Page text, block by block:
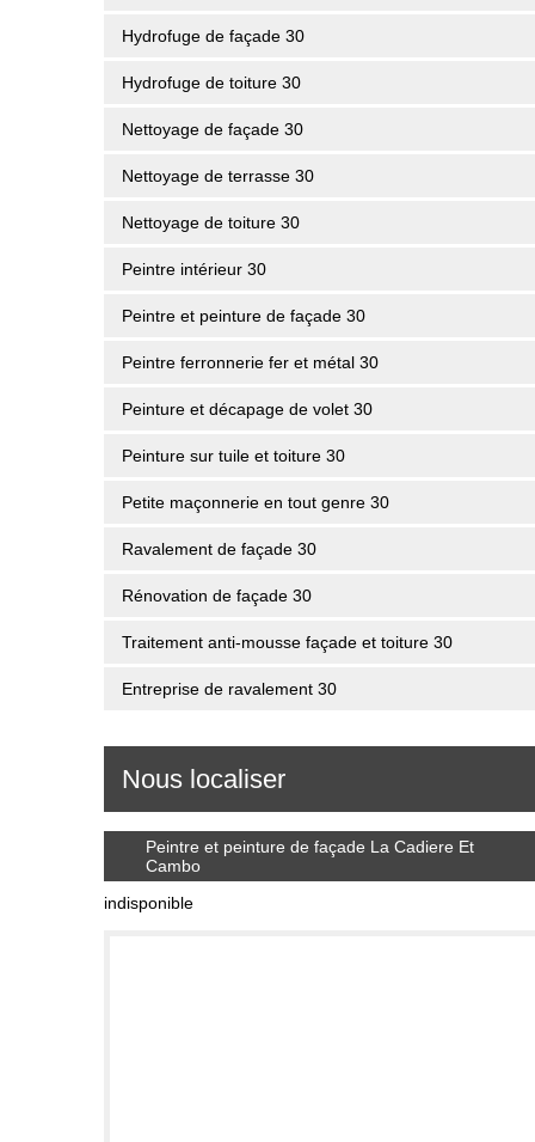
Hydrofuge de façade 30
Hydrofuge de toiture 30
Nettoyage de façade 30
Nettoyage de terrasse 30
Nettoyage de toiture 30
Peintre intérieur 30
Peintre et peinture de façade 30
Peintre ferronnerie fer et métal 30
Peinture et décapage de volet 30
Peinture sur tuile et toiture 30
Petite maçonnerie en tout genre 30
Ravalement de façade 30
Rénovation de façade 30
Traitement anti-mousse façade et toiture 30
Entreprise de ravalement 30
Nous localiser
Peintre et peinture de façade La Cadiere Et
Cambo
indisponible